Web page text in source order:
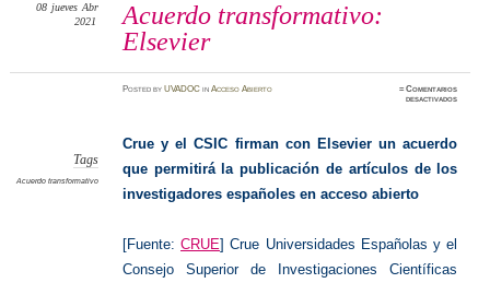
Acuerdo transformativo:
Elsevier
08 jueves Abr
2021
PostedbyUVADOC inAcceso Abierto ≈Comentarios
desactivadosen
Tags
Acuerdo transformativo
Crue y el CSIC firman con Elsevier un acuerdo
que permitirá la publicación de artículos de los
investigadores españoles en acceso abierto
[Fuente: CRUE] Crue Universidades Españolas y el
Consejo Superior de Investigaciones Científicas